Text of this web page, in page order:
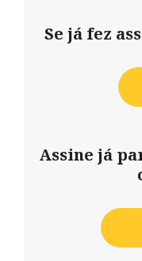
Se já fez
Assine já